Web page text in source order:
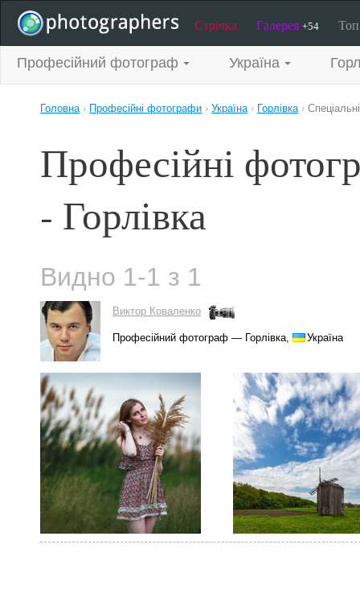
Стрічка Галерея +54
Професійний фотограф Україна
Головна› Професійні фотографи › Україна› Горлівка›
Професійні
- Горлівка
Видно 1-1 з 1
Виктор Коваленко
Професійний фотограф — Горлівка, Україна